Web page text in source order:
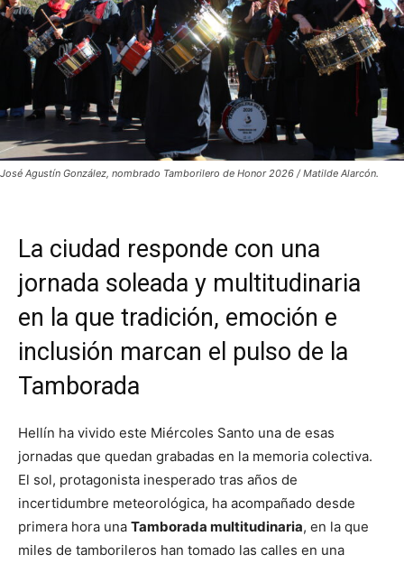
José Agustín González, nombrado Tamborilero de Honor 2026 / Matilde Alarcón.
La ciudad responde con una
jornada soleada y multitudinaria
en la que tradición, emoción e
inclusión marcan el pulso de la
Tamborada
Hellín ha vivido este Miércoles Santo una de esas
jornadas que quedan grabadas en la memoria colectiva.
El sol, protagonista inesperado tras años de
incertidumbre meteorológica, ha acompañado desde
primera hora una Tamborada multitudinaria, en la que
miles de tamborileros han tomado las calles en una